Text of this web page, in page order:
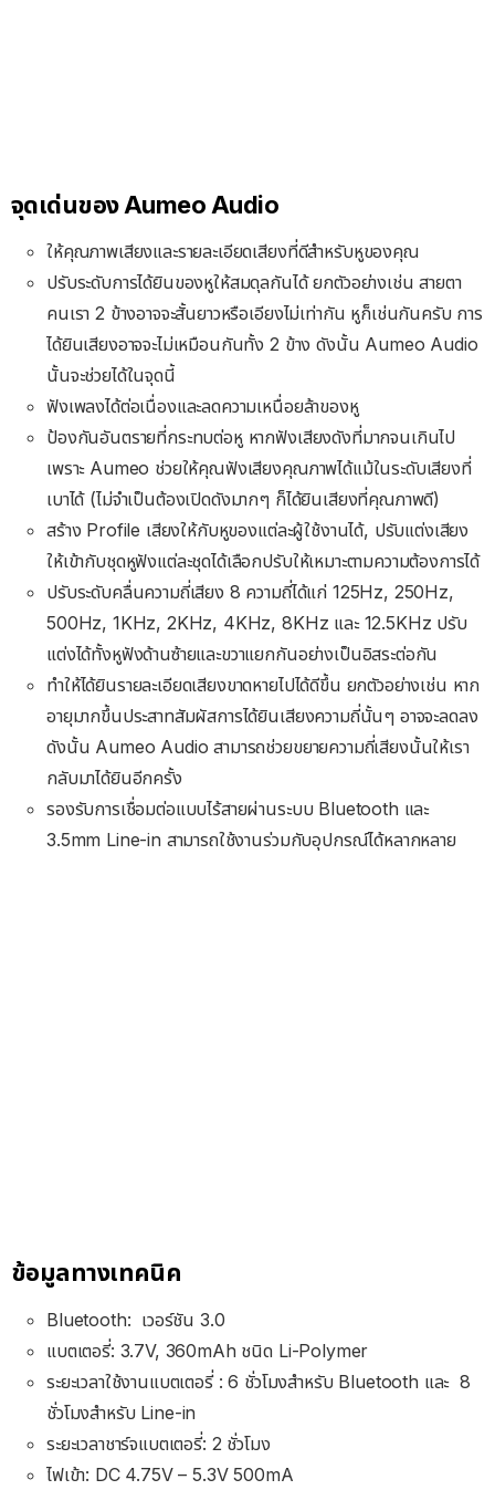
จุดเด่นของ Aumeo Audio
ให้คุณภาพเสียงและรายละเอียดเสียงที่ดีสำหรับหูของคุณ
ปรับระดับการได้ยินของหูให้สมดุลกันได้ ยกตัวอย่างเช่น สายตา
คนเรา 2 ข้างอาจจะสั้นยาวหรือเอียงไม่เท่ากัน หูก็เช่นกันครับ การ
ได้ยินเสียงอาจจะไม่เหมือนกันทั้ง 2 ข้าง ดังนั้น Aumeo Audio
นั้นจะช่วยได้ในจุดนี้
ฟังเพลงได้ต่อเนื่องและลดความเหนื่อยล้าของหู
ป้องกันอันตรายที่กระทบต่อหู หากฟังเสียงดังที่มากจนเกินไป
เพราะ Aumeo ช่วยให้คุณฟังเสียงคุณภาพได้แม้ในระดับเสียงที่
เบาได้ (ไม่จำเป็นต้องเปิดดังมากๆ ก็ได้ยินเสียงที่คุณภาพดี)
สร้าง Profile เสียงให้กับหูของแต่ละผู้ใช้งานได้, ปรับแต่งเสียง
ให้เข้ากับชุดหูฟังแต่ละชุดได้เลือกปรับให้เหมาะตามความต้องการได้
ปรับระดับคลื่นความถี่เสียง 8 ความถี่ได้แก่ 125Hz, 250Hz,
500Hz, 1KHz, 2KHz, 4KHz, 8KHz และ 12.5KHz ปรับ
แต่งได้ทั้งหูฟังด้านซ้ายและขวาแยกกันอย่างเป็นอิสระต่อกัน
ทำให้ได้ยินรายละเอียดเสียงขาดหายไปได้ดีขึ้น ยกตัวอย่างเช่น หาก
อายุมากขึ้นประสาทสัมผัสการได้ยินเสียงความถี่นั้นๆ อาจจะลดลง
ดังนั้น Aumeo Audio สามารถช่วยขยายความถี่เสียงนั้นให้เรา
กลับมาได้ยินอีกครั้ง
รองรับการเชื่อมต่อแบบไร้สายผ่านระบบ Bluetooth และ
3.5mm Line-in สามารถใช้งานร่วมกับอุปกรณ์ได้หลากหลาย
ข้อมูลทางเทคนิค
Bluetooth: เวอร์ชัน 3.0
แบตเตอรี่: 3.7V, 360mAh ชนิด Li-Polymer
ระยะเวลาใช้งานแบตเตอรี่ : 6 ชั่วโมงสำหรับ Bluetooth และ 8
ชั่วโมงสำหรับ Line-in
ระยะเวลาชาร์จแบตเตอรี่: 2 ชั่วโมง
ไฟเข้า: DC 4.75V – 5.3V 500mA